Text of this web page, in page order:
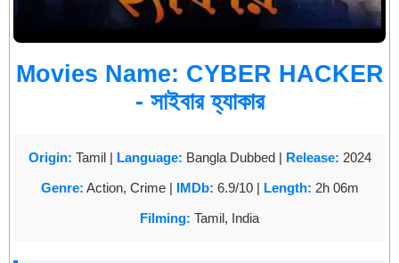
Movies Name: CYBER HACKER
- সাইবার হ্যাকার
Origin: Tamil | Language: Bangla Dubbed | Release: 2024
Genre: Action, Crime | IMDb: 6.9/10 | Length: 2h 06m
Filming: Tamil, India